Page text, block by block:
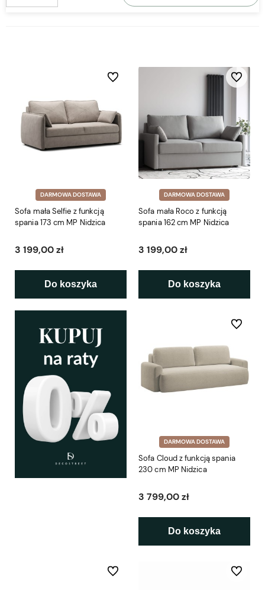
DARMOWA DOSTAWA
Sofa mała Selfie z funkcją
spania 173 cm MP Nidzica
3 199,00 zł
Do koszyka
Do ulubionych
DARMOWA DOSTAWA
Sofa mała Roco z funkcją
spania 162 cm MP Nidzica
3 199,00 zł
Do koszyka
Do
DARMOWA DOSTAWA
Sofa Cloud z funkcją spania
230 cm MP Nidzica
3 799,00 zł
Do koszyka
Do
Do ulubionych Do